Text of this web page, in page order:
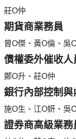
莊O仲
期貨商業務員
曾O傑、黃O倫、吳
債權委外催收人
鄭O升、莊O仲
銀行內部控制與
施O生、江O妍、吳
證券商高級業務